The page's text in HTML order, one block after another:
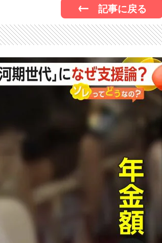
記事に戻る